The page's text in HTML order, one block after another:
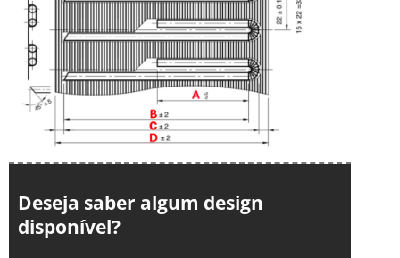
Deseja saber algum design
disponível?